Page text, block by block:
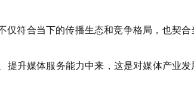
符合当下的传播生态和竞争格局，也契合
升媒体服务能力中来，这是对媒体产业发